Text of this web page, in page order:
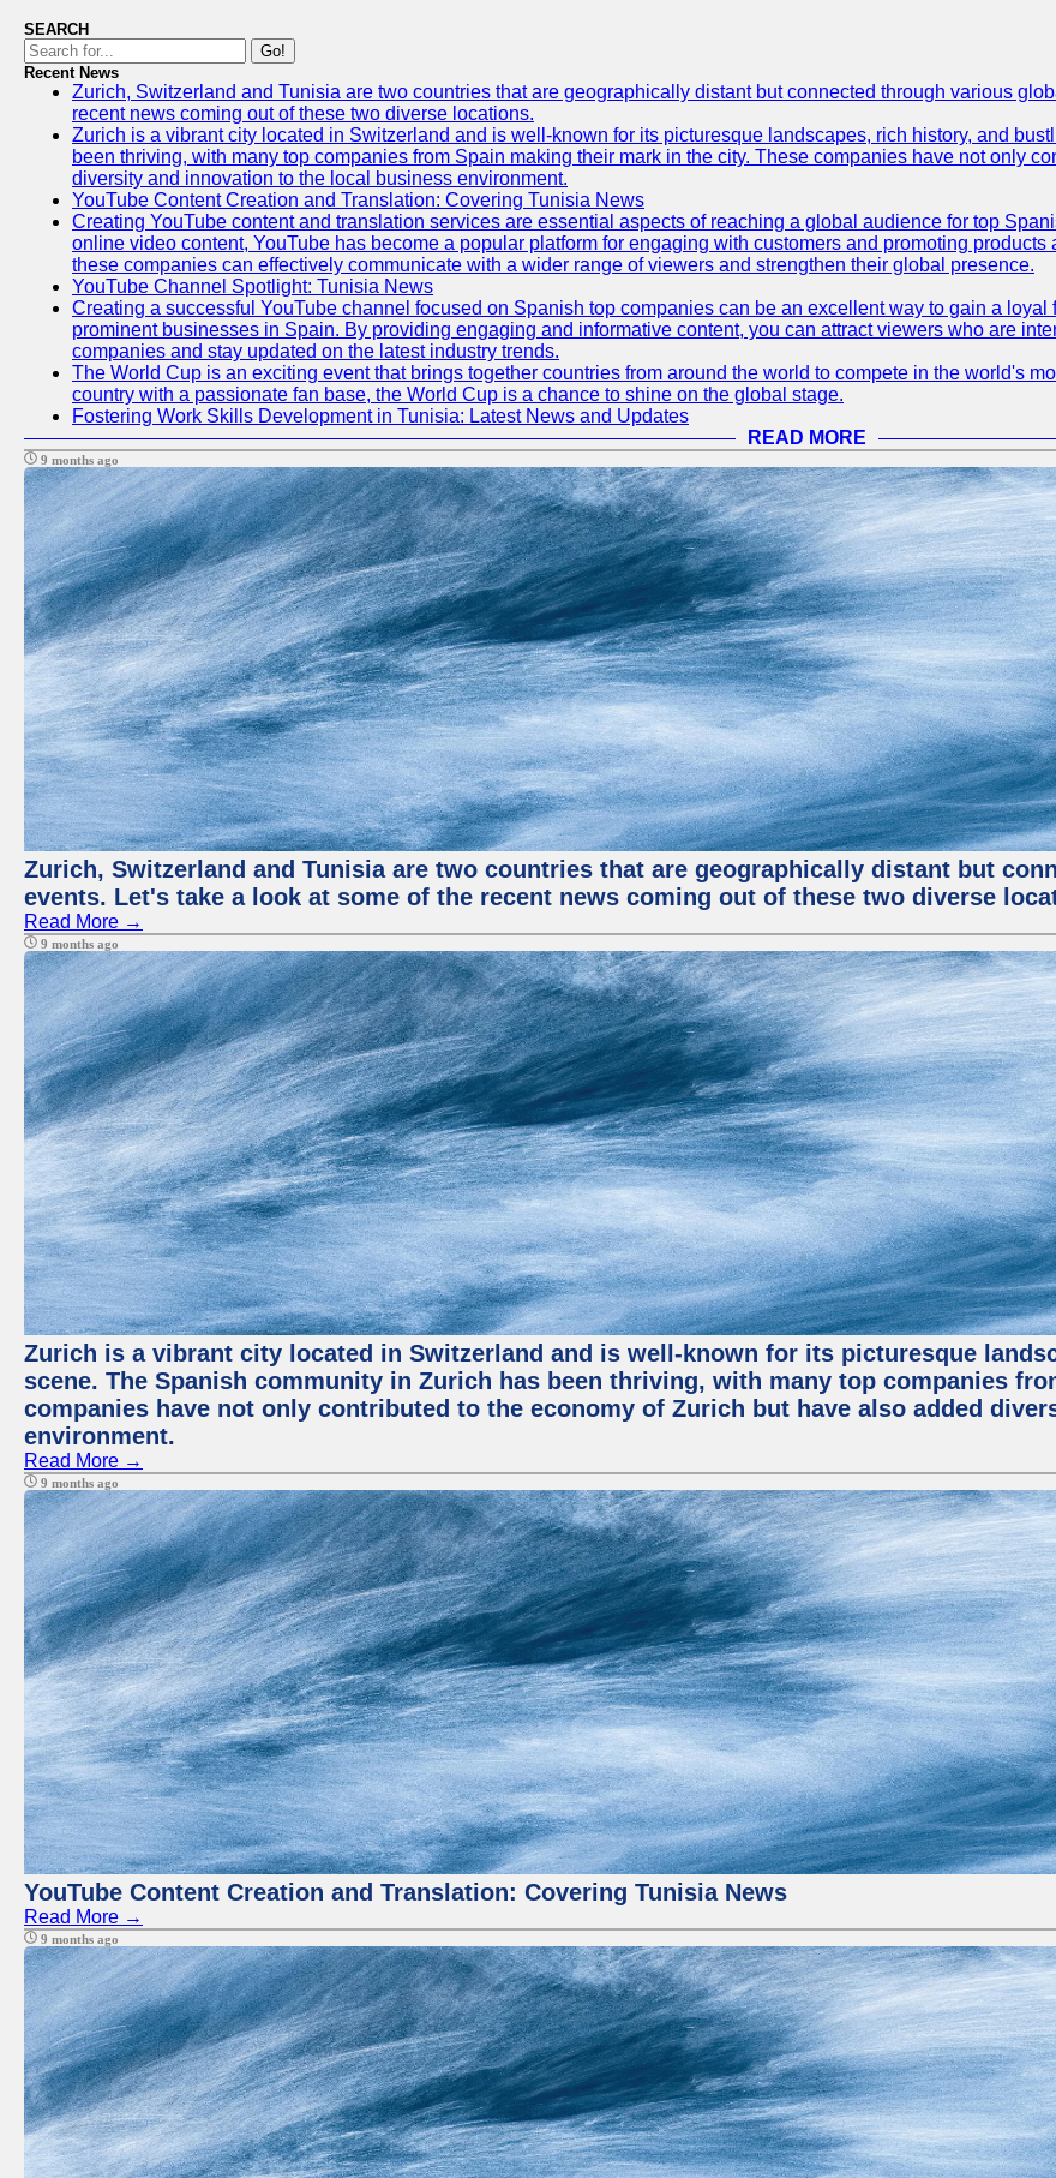
SEARCH
Go!
Recent News
Zurich, Switzerland and Tunisia are two countries that are geographically distant but connected through various
recent news coming out of these two diverse locations.
Zurich is a vibrant city located in Switzerland and is well-known for its picturesque landscapes, rich history, and
been thriving, with many top companies from Spain making their mark in the city. These companies have not only
diversity and innovation to the local business environment.
YouTube Content Creation and Translation: Covering Tunisia News
Creating YouTube content and translation services are essential aspects of reaching a global audience for top
online video content, YouTube has become a popular platform for engaging with customers and promoting
these companies can effectively communicate with a wider range of viewers and strengthen their global presence.
YouTube Channel Spotlight: Tunisia News
Creating a successful YouTube channel focused on Spanish top companies can be an excellent way to gain a
prominent businesses in Spain. By providing engaging and informative content, you can attract viewers who are
companies and stay updated on the latest industry trends.
The World Cup is an exciting event that brings together countries from around the world to compete in the world's
country with a passionate fan base, the World Cup is a chance to shine on the global stage.
Fostering Work Skills Development in Tunisia: Latest News and Updates
READ MORE
9 months ago
Zurich, Switzerland and Tunisia are two countries that are geographically distant but
events. Let's take a look at some of the recent news coming out of these two diverse
Read More →
9 months ago
Zurich is a vibrant city located in Switzerland and is well-known for its picturesque
scene. The Spanish community in Zurich has been thriving, with many top companies
companies have not only contributed to the economy of Zurich but have also added
environment.
Read More →
9 months ago
YouTube Content Creation and Translation: Covering Tunisia News
Read More →
9 months ago